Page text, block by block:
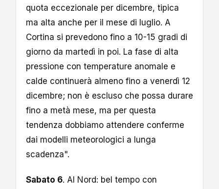
quota eccezionale per dicembre, tipica
ma alta anche per il mese di luglio. A
Cortina si prevedono fino a 10-15 gradi di
giorno da martedì in poi. La fase di alta
pressione con temperature anomale e
calde continuerà almeno fino a venerdì 12
dicembre; non è escluso che possa durare
fino a metà mese, ma per questa
tendenza dobbiamo attendere conferme
dai modelli meteorologici a lunga
scadenza".
Sabato 6. Al Nord: bel tempo con